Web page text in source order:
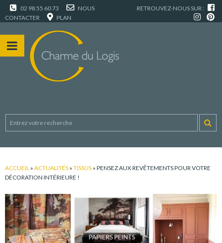
02 98 55 60 73
NOUS
CONTACTER
PLAN
RETROUVEZ-NOUS SUR :
ACCUEIL » ACTUALITÉS » TISSUS » PENSEZ AUX REVÊTEMENTS POUR VOTRE
DÉCORATION INTÉRIEURE !